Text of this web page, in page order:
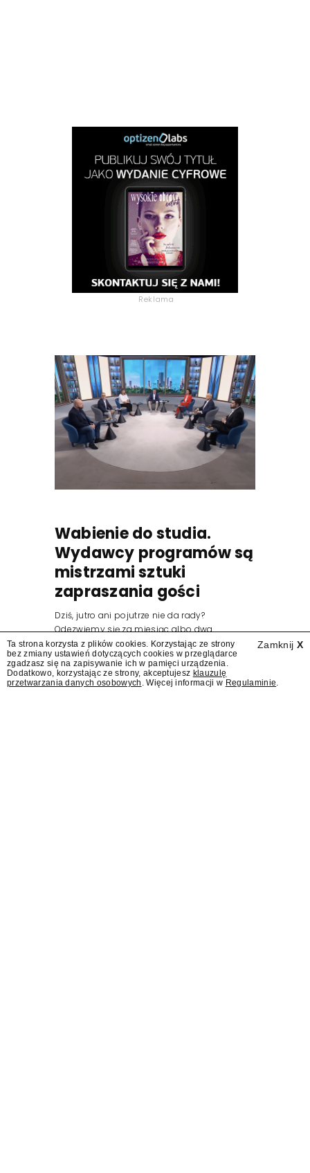
Reklama
Wabienie do studia.
Wydawcy programów są
mistrzami sztuki
zapraszania gości
Dziś, jutro ani pojutrze nie da rady?
Odezwiemy się za miesiąc albo dwa.
Wydawcy programów są mistrzami sztuki
zapraszania gości.
Zamknij X
Ta strona korzysta z plików cookies. Korzystając ze strony
bez zmiany ustawień dotyczących cookies w przeglądarce
zgadzasz się na zapisywanie ich w pamięci urządzenia.
Dodatkowo, korzystając ze strony, akceptujesz klauzulę
przetwarzania danych osobowych . Więcej informacji w Regulaminie.